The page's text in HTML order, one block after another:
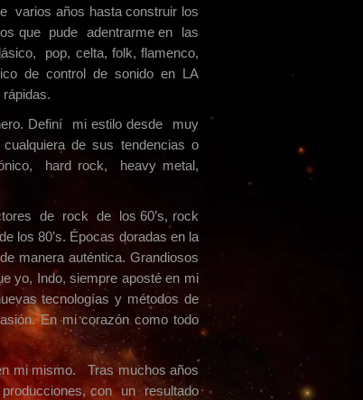
varios años hasta construir los
que pude adentrarme en las
pop, celta, folk, flamenco,
de control de sonido en LA
Definí mi estilo desde muy
de sus tendencias o
hard rock, heavy metal,
de rock de los 60’s, rock
los 80’s. Épocas doradas en la
manera auténtica. Grandiosos
yo, Indo, siempre aposté en mi
tecnologías y métodos de
En mi corazón como todo
mi mismo. Tras muchos años
con un resultado